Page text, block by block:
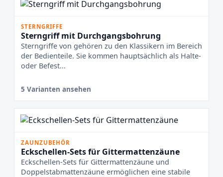
STERNGRIFFE
Sterngriff mit Durchgangsbohrung
Sterngriffe von gehören zu den Klassikern im Bereich
der Bedienteile. Sie kommen hauptsächlich als Halte-
oder Befest...
5 Varianten ansehen
ZAUNZUBEHÖR
Eckschellen-Sets für Gittermattenzäune
Eckschellen-Sets für Gittermattenzäune und
Doppelstabmattenzäune ermöglichen eine stabile